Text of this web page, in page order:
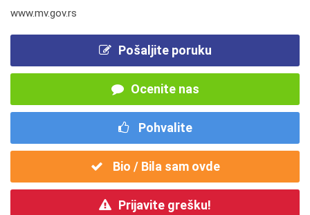
www.mv.gov.rs
Pošaljite poruku
Ocenite nas
Pohvalite
Bio / Bila sam ovde
Prijavite grešku!